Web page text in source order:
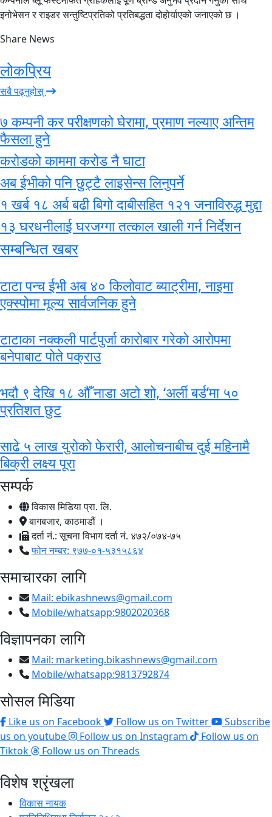
इनोभेसन र राइडर सन्तुष्टिप्रतिको प्रतिबद्धता दोहोर्याएको जनाएको छ ।
Share News
लोकप्रिय
सबै पढ्नुहोस्
७ कम्पनी कर परीक्षणको घेरामा, प्रमाण नल्याए अन्तिम
फैसला हुने
करोडको काममा करोड नै घाटा
अब ईभीको पनि छुट्टै लाइसेन्स लिनुपर्ने
१ खर्ब १८ अर्ब बढी बिगो दाबीसहित १२१ जनाविरुद्ध मुद्दा
१३ घरधनीलाई घरजग्गा तत्काल खाली गर्न निर्देशन
सम्बन्धित खबर
टाटा पन्च ईभी अब ४० किलोवाट ब्याट्रीमा, नाइमा
एक्स्पोमा मूल्य सार्वजनिक हुने
टाटाका नक्कली पार्टपुर्जा कारोबार गरेको आरोपमा
बनेपाबाट पोते पक्राउ
भदौ ९ देखि १८ औँ नाडा अटो शो, ‘अर्ली बर्ड’मा ५०
प्रतिशत छुट
साढे ५ लाख युरोको फेरारी, आलोचनाबीच दुई महिनामै
बिक्री लक्ष्य पूरा
सम्पर्क
विकास मिडिया प्रा. लि.
बागबजार, काठमाडौं ।
दर्ता नं.: सूचना विभाग दर्ता नं. ४७२/०७४-७५
फोन नम्बर: ९७७-०१-५३१५८६४
समाचारका लागि
Mail: ebikashnews@gmail.com
Mobile/whatsapp:9802020368
विज्ञापनका लागि
Mail: marketing.bikashnews@gmail.com
Mobile/whatsapp:9813792874
सोसल मिडिया
Like us on Facebook Follow us on Twitter
Subscribe
us on youtube
Follow us on Instagram
Follow us on
Tiktok
Follow us on Threads
विशेष श्रृंखला
विकास नायक